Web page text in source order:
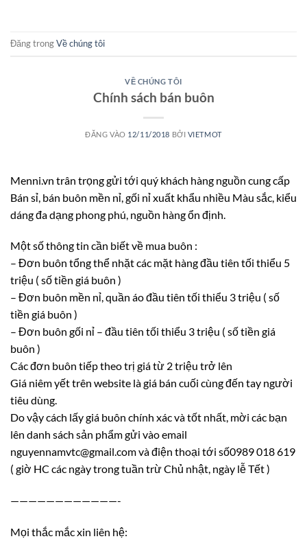
Đăng trongVề chúng tôi
VỀ CHÚNG TÔI
Chính sách bán buôn
ĐĂNG VÀO 12/11/2018 BỞI VIETMOT
Menni.vn trân trọng gửi tới quý khách hàng nguồn cung cấp
Bán sỉ, bán buôn mền nỉ, gối nỉ xuất khẩu nhiều Màu sắc, kiểu
dáng đa dạng phong phú, nguồn hàng ổn định.
Một số thông tin cần biết về mua buôn :
– Đơn buôn tổng thể nhặt các mặt hàng đầu tiên tối thiểu 5
triệu ( số tiền giá buôn )
– Đơn buôn mền nỉ, quần áo đầu tiên tối thiểu 3 triệu ( số
tiền giá buôn )
– Đơn buôn gối nỉ – đầu tiên tối thiểu 3 triệu ( số tiền giá
buôn )
Các đơn buôn tiếp theo trị giá từ 2 triệu trở lên
Giá niêm yết trên website là giá bán cuối cùng đến tay người
tiêu dùng.
Do vậy cách lấy giá buôn chính xác và tốt nhất, mời các bạn
lên danh sách sản phẩm gửi vào email
nguyennamvtc@gmail.com và điện thoại tới số0989 018 619
( giờ HC các ngày trong tuần trừ Chủ nhật, ngày lễ Tết )
————————————-
Mọi thắc mắc xin liên hệ: